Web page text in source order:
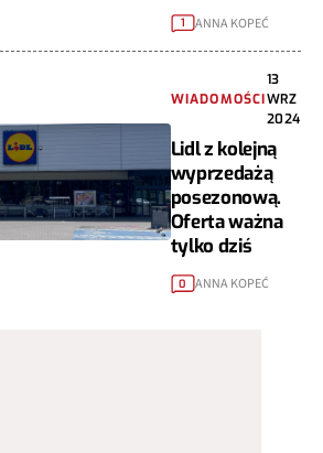
1 ANNA KOPEĆ
WIADOMOŚCI
13
WRZ
2024
Lidl z kolejną
wyprzedażą
posezonową.
Oferta ważna
tylko dziś
0 ANNA KOPEĆ